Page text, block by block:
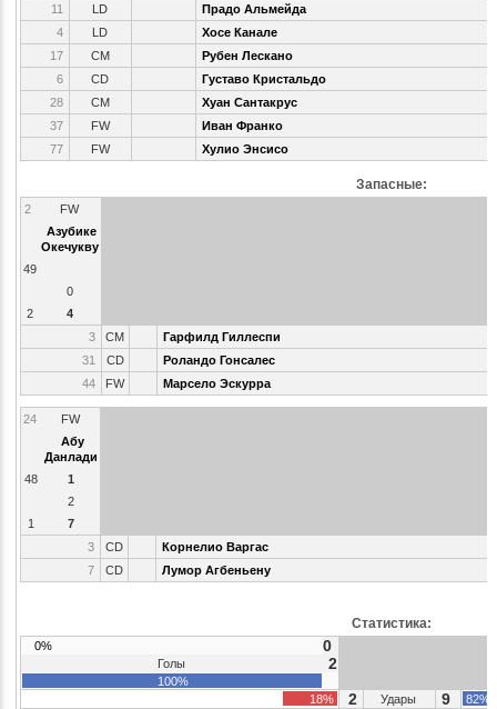
11
LD
Прадо Альмейда
4
LD
Хосе Канале
17
CM
Рубен Лескано
6
CD
Густаво Кристальдо
28
CM
Хуан Сантакрус
37
FW
Иван Франко
77
FW Хулио Энсисо
Запасные:
2
FW
Азубике
Окечукву
49
0
2
4
3
CM
Гарфилд Гиллеспи
31
CD
Роландо Гонсалес
44
FW Марсело Эскурра
24
FW
Абу
Данлади
48
1
2
1
7
3
CD
Корнелио Варгас
7
CD Лумор Агбеньену
Статистика:
0% 0
Голы 2
100%
18%
2 Удары 9
82%